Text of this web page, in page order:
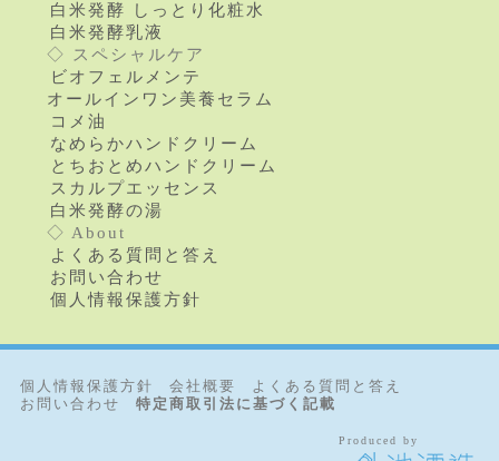
白米発酵 しっとり化粧水
白米発酵乳液
◇ スペシャルケア
ビオフェルメンテ
オールインワン美養セラム
コメ油
なめらかハンドクリーム
とちおとめハンドクリーム
スカルプエッセンス
白米発酵の湯
◇ About
よくある質問と答え
お問い合わせ
個人情報保護方針
個人情報保護方針 会社概要
よくある質問と答え
お問い合わせ
特定商取引法に基づく記載
Produced by